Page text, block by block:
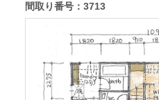
間取り番号：3713